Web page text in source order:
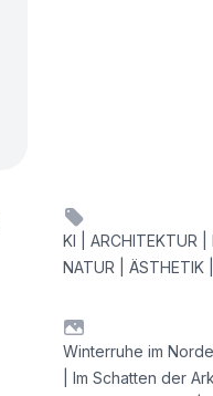
KI | ARCHITEKTUR |
NATUR | ÄSTHETIK
Winterruhe im
| Im Schatten der